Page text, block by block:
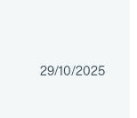
29/10/2025